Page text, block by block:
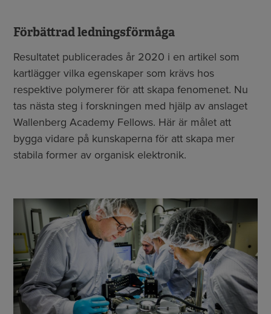
Förbättrad ledningsförmåga
Resultatet publicerades år 2020 i en artikel som
kartlägger vilka egenskaper som krävs hos
respektive polymerer för att skapa fenomenet. Nu
tas nästa steg i forskningen med hjälp av anslaget
Wallenberg Academy Fellows. Här är målet att
bygga vidare på kunskaperna för att skapa mer
stabila former av organisk elektronik.